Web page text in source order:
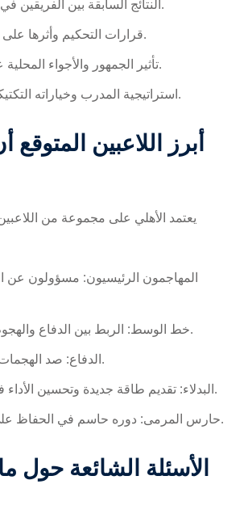
النتائج السابقة بين الفريقين في الدوري والكأس.
قرارات التحكيم وأثرها على مجريات المباراة.
تأثير الجمهور والأجواء المحلية على أداء اللاعبين.
استراتيجية المدرب وخياراته التكتيكية خلال المباراة.
أبرز اللاعبين
يعتمد الأهلي على مجموعة من
المهاجمون الرئيسيون: مسؤولون عن
خط الوسط: الربط بين الدفاع والهجوم وصناعة اللعب.
الدفاع: صد الهجمات وحماية المرمى.
البدلاء: تقديم طاقة جديدة وتحسين الأداء في الشوط الثاني.
حارس المرمى: دوره حاسم في الحفاظ على نظافة الشباك.
الأسئلة الشائعة حول